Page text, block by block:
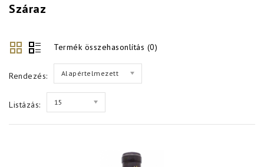
Száraz
Termék összehasonlítás (0)
Rendezés: Alapértelmezett
Listázás: 15